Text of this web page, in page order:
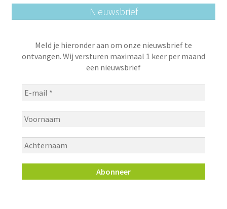
Nieuwsbrief
Meld je hieronder aan om onze nieuwsbrief te
ontvangen. Wij versturen maximaal 1 keer per maand
een nieuwsbrief